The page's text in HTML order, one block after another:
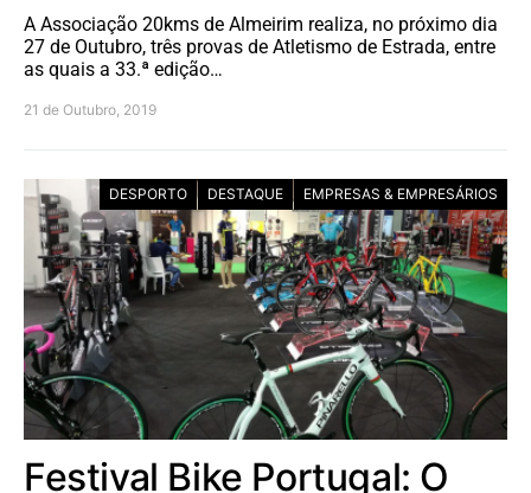
A Associação 20kms de Almeirim realiza, no próximo dia
27 de Outubro, três provas de Atletismo de Estrada, entre
as quais a 33.ª edição…
21 de Outubro, 2019
DESPORTO DESTAQUE EMPRESAS & EMPRESÁRIOS
Festival Bike Portugal: O